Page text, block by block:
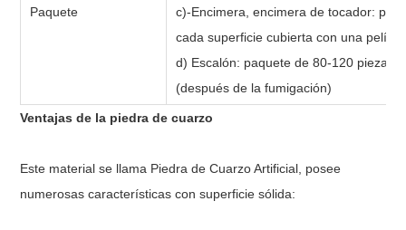
Paquete
c)-Encimera, encimera de tocador:
cada superficie cubierta con una
d) Escalón: paquete de 80-120 piezas
(después de la fumigación)
Ventajas de la piedra de cuarzo
Este material se llama Piedra de Cuarzo Artificial, posee
numerosas características con superficie sólida: